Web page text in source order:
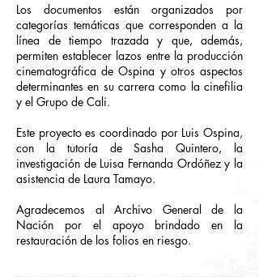
Los documentos están organizados por
categorías temáticas que corresponden a la
línea de tiempo trazada y que, además,
permiten establecer lazos entre la producción
cinematográfica de Ospina y otros aspectos
determinantes en su carrera como la cinefilia
y el Grupo de Cali.
Este proyecto es coordinado por Luis Ospina,
con la tutoría de Sasha Quintero, la
investigación de Luisa Fernanda Ordóñez y la
asistencia de Laura Tamayo.
Agradecemos al Archivo General de la
Nación por el apoyo brindado en la
restauración de los folios en riesgo.